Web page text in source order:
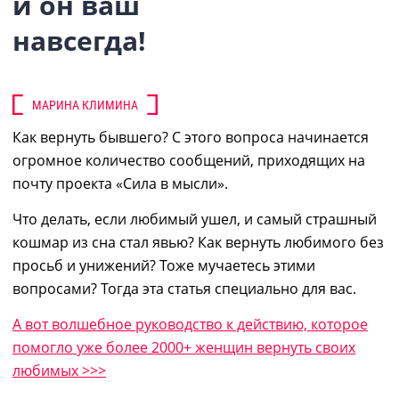
навсегда!
МАРИНА КЛИМИНА
Как вернуть бывшего? Сэтого вопроса начинается
огромное количество сообщений, приходящих на
почту проекта «Сила в мысли».
Что делать, если любимый ушел, и самый страшный
кошмар из сна стал явью? Как вернуть любимого без
просьб и унижений? Тоже мучаетесь этими
вопросами? Тогда эта статья специально для вас.
А вотволшебное руководство к действию, которое
помогло уже более 2000+ женщин вернуть своих
любимых >>>